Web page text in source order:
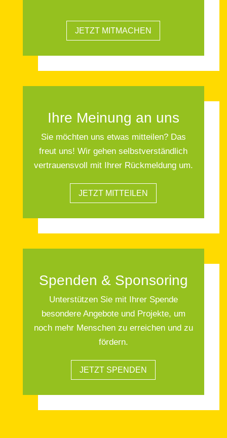
JETZT MITMACHEN
Ihre Meinung an uns
Sie möchten uns etwas mitteilen? Das
freut uns! Wir gehen selbstverständlich
vertrauensvoll mit Ihrer Rückmeldung um.
JETZT MITTEILEN
Spenden & Sponsoring
Unterstützen Sie mit Ihrer Spende
besondere Angebote und Projekte, um
noch mehr Menschen zu erreichen und zu
fördern.
JETZT SPENDEN